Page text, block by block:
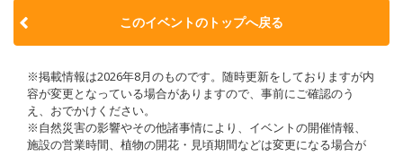
このイベントのトップへ戻る
※掲載情報は2026年8月のものです。随時更新をしておりますが内
容が変更となっている場合がありますので、事前にご確認のう
え、おでかけください。
※自然災害の影響やその他諸事情により、イベントの開催情報、
施設の営業時間、植物の開花・見頃期間などは変更になる場合が